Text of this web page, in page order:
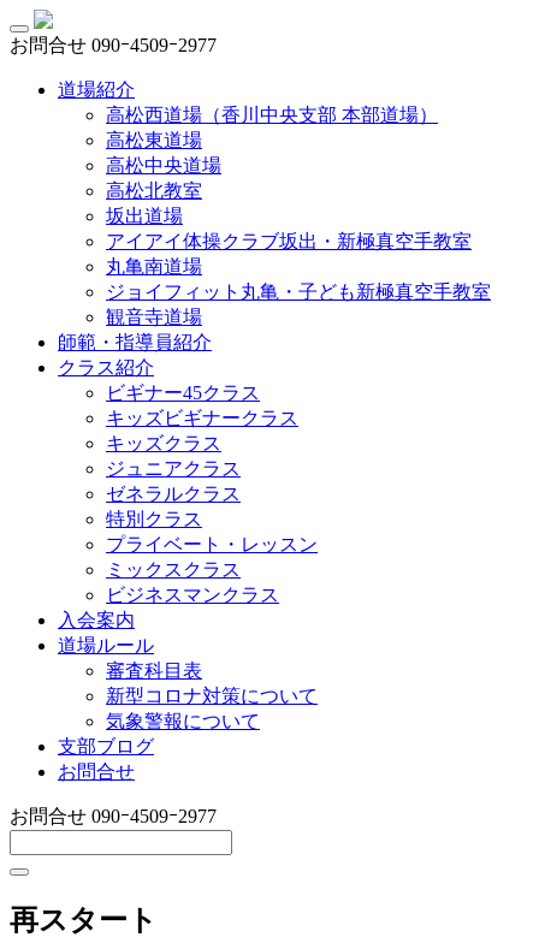
お問合せ 090ｰ4509ｰ2977
道場紹介
高松西道場（香川中央支部 本部道場）
高松東道場
高松中央道場
高松北教室
坂出道場
アイアイ体操クラブ坂出・新極真空手教室
丸亀南道場
ジョイフィット丸亀・子ども新極真空手教室
観音寺道場
師範・指導員紹介
クラス紹介
ビギナー45クラス
キッズビギナークラス
キッズクラス
ジュニアクラス
ゼネラルクラス
特別クラス
プライベート・レッスン
ミックスクラス
ビジネスマンクラス
入会案内
道場ルール
審査科目表
新型コロナ対策について
気象警報について
支部ブログ
お問合せ
お問合せ 090ｰ4509ｰ2977
再スタート